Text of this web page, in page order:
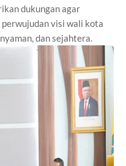
dukungan agar
perwujudan visi wali kota
dan sejahtera.